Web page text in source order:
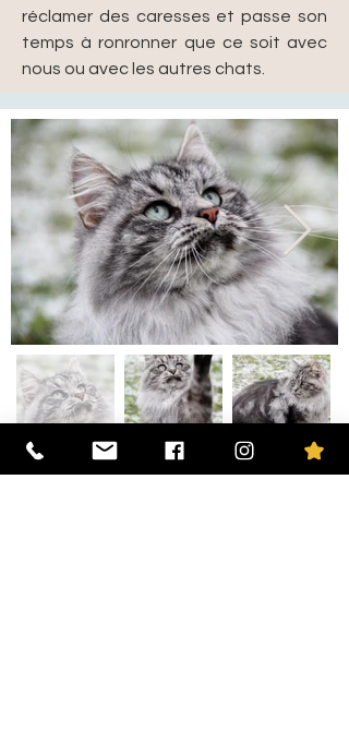
réclamer des caresses et passe son
temps à ronronner que ce soit avec
nous ou avec les autres chats.